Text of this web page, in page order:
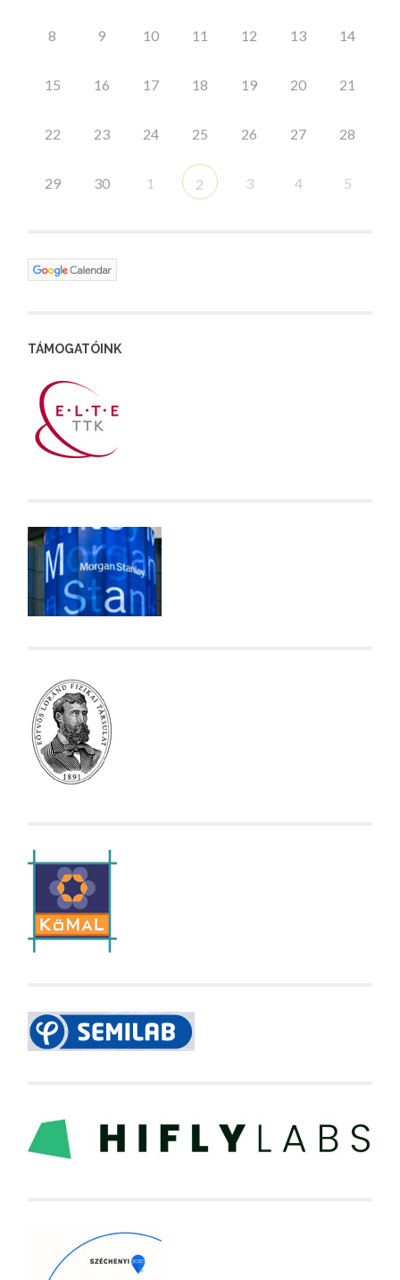
8 9 10 11 12 13 14
15 16 17 18 19 20 21
22 23 24 25 26 27 28
29 30 1 2 3 4 5
TÁMOGATÓINK